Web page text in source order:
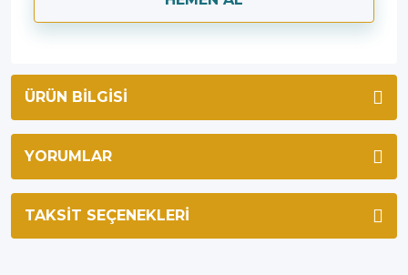
ÜRÜN BILGISI
YORUMLAR
TAKSIT SEÇENEKLERI